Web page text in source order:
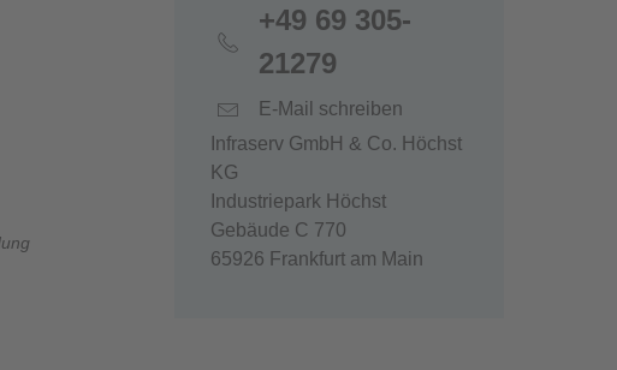
+49 69 305-
21279
E-Mail schreiben
Infraserv GmbH & Co. Höchst
KG
Industriepark Höchst
Gebäude C 770
65926 Frankfurt am Main